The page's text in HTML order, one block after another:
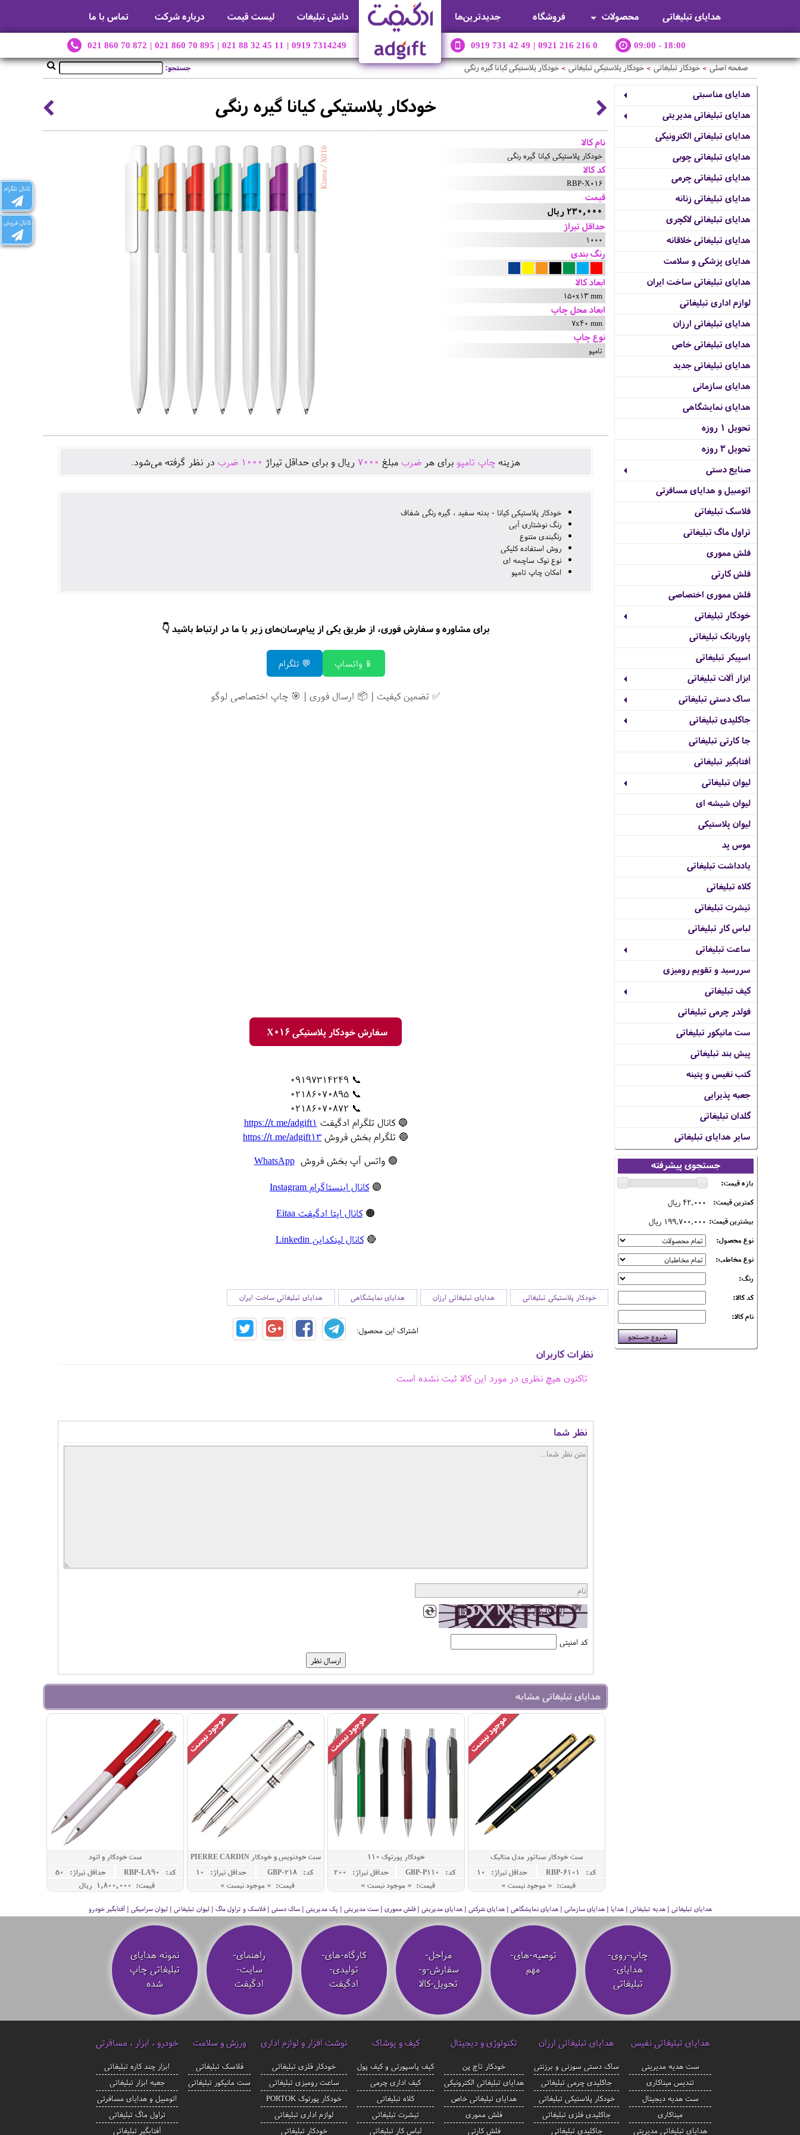
هدایای تبلیغاتی محصولات فروشگاه جديدترين‌ها دانش تبلیغات لیست قیمت درباره شرکت تماس با ما
021 860 70 872 | 021 860 70 895 | 021 88 32 45 11 | 0919 7314249 0919 731 42 49 | 0921 216 216 0 09:00 - 18:00
کانال تلگرام
کانال فروش
جستجو: صفحه اصلی > خودکار تبلیغاتی > خودکار پلاستیکی تبلیغاتی > خودکار پلاستیکی کیانا گیره رنگی
هدایای مناسبتی
هدایای تبلیغاتی مدیریتی
هدایای تبلیغاتی الکترونیکی
هدایای تبلیغاتی چوبی
هدایای تبلیغاتی چرمی
هدایای تبلیغاتی زنانه
هدایای تبلیغاتی لاکچری
هدایای تبلیغاتی خلاقانه
هدایای پزشکی و سلامت
هدایای تبلیغاتی ساخت ایران
لوازم اداری تبلیغاتی
هدایای تبلیغاتی ارزان
هدایای تبلیغاتی خاص
هدایای تبلیغاتی جدید
هدایای سازمانی
هدایای نمایشگاهی
تحویل 1 روزه
تحویل 3 روزه
صنایع دستی
اتومبیل و هدایای مسافرتی
فلاسک تبلیغاتی
تراول ماگ تبلیغاتی
فلش مموری
فلش کارتی
فلش مموری اختصاصی
خودکار تبلیغاتی
پاوربانک تبلیغاتی
اسپیکر تبلیغاتی
ابزار آلات تبلیغاتی
ساک دستی تبلیغاتی
جاکلیدی تبلیغاتی
جا کارتی تبلیغاتی
آفتابگیر تبلیغاتی
لیوان تبلیغاتی
لیوان شیشه ای
لیوان پلاستیکی
موس پد
یادداشت تبلیغاتی
کلاه تبلیغاتی
تیشرت تبلیغاتی
لباس کار تبلیغاتی
ساعت تبلیغاتی
سررسید و تقویم رومیزی
کیف تبلیغاتی
فولدر چرمی تبلیغاتی
ست مانیکور تبلیغاتی
پیش بند تبلیغاتی
کتب نفیس و پتینه
جعبه پذیرایی
گلدان تبلیغاتی
سایر هدایای تبلیغاتی
جستجوی پیشرفته
بازه قیمت:
کمترین قیمت:
42,000 ریال
بیشترین قیمت: 199,700,000 ریال
نوع محصول:
نوع مخاطب:
رنگ:
کد کالا:
نام کالا:
خودکار پلاستیکی کیانا گیره رنگی
نام کالا
خودکار پلاستیکی کیانا گیره رنگی
کد کالا
RBP-X016
قیمت
230,000 ریال
حداقل تیراژ
1000
رنگ بندی
ابعاد کالا
150x13 mm
ابعاد محل چاپ
7x40 mm
نوع چاپ
تامپو
هزينه چاپ تامپو برای هر ضرب مبلغ 7000 ريال و برای حداقل تيراژ 1000 ضرب در نظر گرفته می‌شود.
خودکار پلاستیکی کیانا - بدنه سفید ، گیره رنگی شفاف
رنگ نوشتاری آبی
رنگبندی متنوع
روش استفاده کلیکی
نوع نوک ساچمه ای
امکان چاپ تامپو
برای مشاوره و سفارش فوری، از طریق یکی از پیام‌رسان‌های زیر با ما در ارتباط باشید 👇
📱 واتساپ 💬 تلگرام
✅ تضمین کیفیت | 📦 ارسال فوری | 🎯 چاپ اختصاصی لوگو
سفارش خودکار پلاستیکی X016
📞 09197314249
📞 02186070895
📞 02186070872
🔵 کانال تلگرام ادگیفت https://t.me/adgift1
🔵 تلگرام بخش فروش https://t.me/adgift13
🟢 واتس آپ بخش فروشWhatsApp
🟣 کانال اینستاگرام Instagram
🟠 کانال ایتا ادگیفت Eitaa
🔴 کانال لینکداین Linkedin
خودکار پلاستیکی تبلیغاتی هدایای تبلیغاتی ارزان هدایای نمایشگاهی هدایای تبلیغاتی ساخت ایران
اشتراک این محصول:
نظرات کاربران
تاکنون هیچ نظری در مورد این کالا ثبت نشده است
نظر شما
کد امنیتی
هدایای تبلیغاتی مشابه
ست خودکار سناتور مدل متالیک
کد: RBP-6101
حداقل تيراژ: 10
قیمت: « موجود نیست »
خودکار پورتوک 110
کد: GBP-P110
حداقل تيراژ: 200
قیمت: « موجود نیست »
ست خودنویس و خودکار PIERRE CARDIN
مدل AQUARIUS
کد: GBP-218
حداقل تيراژ: 10
قیمت: « موجود نیست »
ست خودکار و اتود
کد: RBP-LA90
حداقل تيراژ: 50
قیمت: 1,800,000 ريال
هدایای تبلیغاتی | هدیه تبلیغاتی | هدایا | هدایای سازمانی | هدایای نمایشگاهی | هدایای شرکتی | هدایای مدیریتی | فلش مموری | ست مدیریتی | پک مدیریتی | ساک دستی | فلاسک و تراول ماگ | لیوان تبلیغاتی | لیوان سرامیکی | آفتابگیر خودرو
چاپ-روی-
هدایای-
تبلیغاتی
توصیه‌-های-
مهم
مراحل-
سفارش-و-
تحویل-کالا
کارگاه-های-
تولیدی-
ادگیفت
راهنمای-
سایت-
ادگیفت
نمونه هدایای
تبلیغاتی چاپ
شده
هدایای تبلیغاتی نفیس
ست هدیه مدیریتی
تندیس میناکاری
ست هدیه دیجیتال
میناکاری
هدایای تبلیغاتی مدیریتی
هدایای تبلیغاتی ارزان
ساک دستی سوزنی و برزنتی
جاکلیدی چرمی تبلیغاتی
خودکار پلاستیکی تبلیغاتی
جاکلیدی فلزی تبلیغاتی
جاکلیدی تبلیغاتی
تکنولوژی و دیجیتال
خودکار تاچ پن
هدایای تبلیغاتی الکترونیکی
هدایای تبلیغاتی خاص
فلش مموری
فلش کارتی
کیف و پوشاک
کیف پاسپورتی و کیف پول
کیف اداری چرمی
کلاه تبلیغاتی
تیشرت تبلیغاتی
لباس کار تبلیغاتی
نوشت افزار و لوازم اداری
خودکار فلزی تبلیغاتی
ساعت رومیزی تبلیغاتی
خودکار پورتوک PORTOK
لوازم اداری تبلیغاتی
خودکار تبلیغاتی
ورزش و سلامت
فلاسک تبلیغاتی
ست مانیکور تبلیغاتی
خودرو ، ابزار ، مسافرتی
ابزار چند کاره تبلیغاتی
جعبه ابزار تبلیغاتی
اتومبیل و هدایای مسافرتی
تراول ماگ تبلیغاتی
آفتابگیر تبلیغاتی